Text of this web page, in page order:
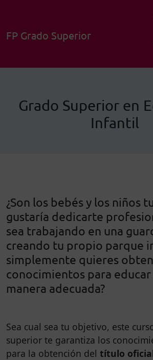
FP Grado Superior
Grado Superior en
Infantil
¿Son los bebés y los niños
gustaría dedicarte
sea trabajando en una
creando tu propio parque
simplemente quieres
conocimientos para
manera adecuada?
Sea cual sea tu objetivo, este
superior te garantiza los
para la obtención del título